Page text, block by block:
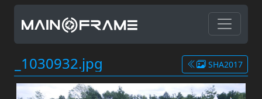
_1030932.jpg SHA2017